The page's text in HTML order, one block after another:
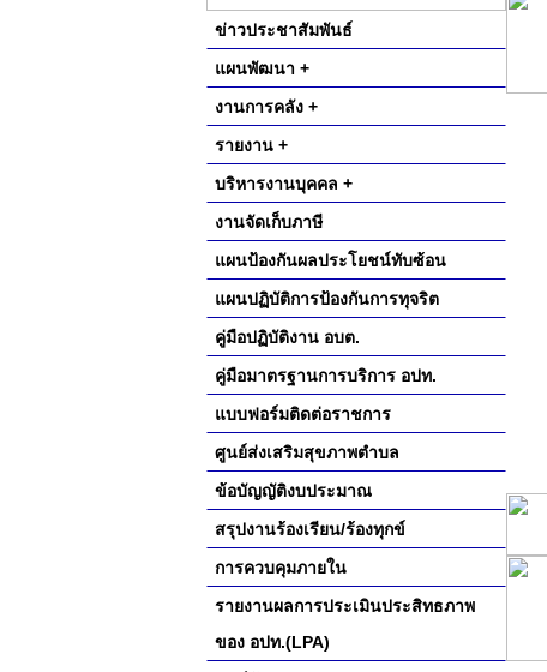
ข่าวประชาสัมพันธ์
แผนพัฒนา +
งานการคลัง +
รายงาน +
บริหารงานบุคคล +
งานจัดเก็บภาษี
แผนป้องกันผลประโยชน์ทับซ้อน
แผนปฏิบัติการป้องกันการทุจริต
คู่มือปฏิบัติงาน อบต.
คู่มือมาตรฐานการบริการ อปท.
แบบฟอร์มติดต่อราชการ
ศูนย์ส่งเสริมสุขภาพตำบล
ข้อบัญญัติงบประมาณ
สรุปงานร้องเรียน/ร้องทุกข์
การควบคุมภายใน
รายงานผลการประเมินประสิทธภาพ
ของ อปท.(LPA)